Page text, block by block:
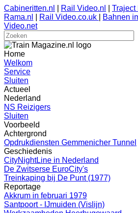
Cabineritten.nl Rail Video.nl Traject
Rama.nl
Rail Video.co.uk Bahnen
Video.net
Home
Welkom
Service
Sluiten
Actueel
Nederland
NS Reizigers
Sluiten
Voorbeeld
Achtergrond
Opdrukdiensten Gemmenicher Tunnel
Geschiedenis
CityNightLine in Nederland
De Zwitserse EuroCity's
Treinkaping bij De Punt (1977)
Reportage
Akkrum in februari 1979
Santpoort - IJmuiden (Vislijn)